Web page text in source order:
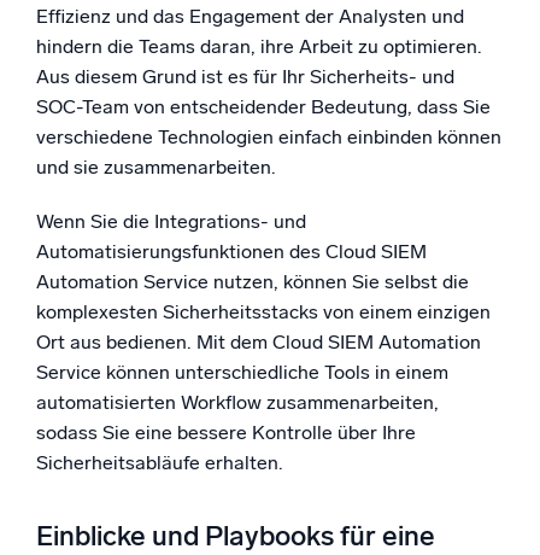
Effizienz und das Engagement der Analysten und
hindern die Teams daran, ihre Arbeit zu optimieren.
Aus diesem Grund ist es für Ihr Sicherheits- und
SOC-Team von entscheidender Bedeutung, dass Sie
verschiedene Technologien einfach einbinden können
und sie zusammenarbeiten.
Wenn Sie die Integrations- und
Automatisierungsfunktionen des Cloud SIEM
Automation Service nutzen, können Sie selbst die
komplexesten Sicherheitsstacks von einem einzigen
Ort aus bedienen. Mit dem Cloud SIEM Automation
Service können unterschiedliche Tools in einem
automatisierten Workflow zusammenarbeiten,
sodass Sie eine bessere Kontrolle über Ihre
Sicherheitsabläufe erhalten.
Einblicke und Playbooks für eine